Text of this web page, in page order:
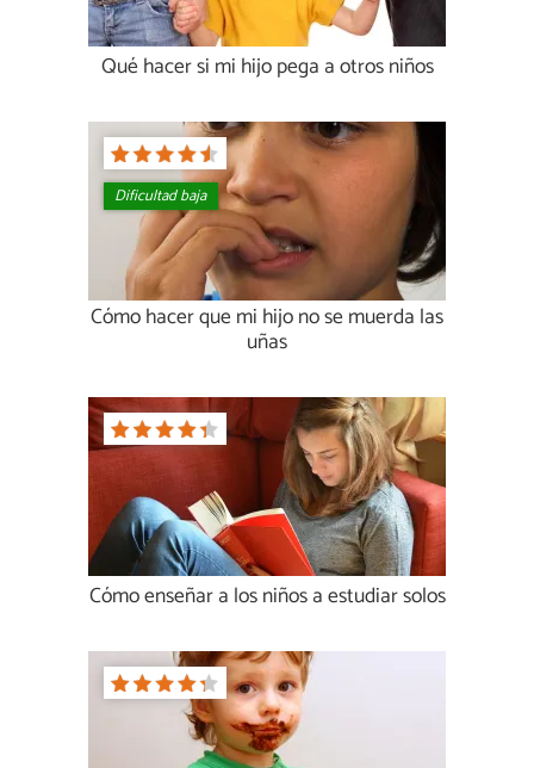
Qué hacer si mi hijo pega a otros niños
Dificultad baja
Cómo hacer que mi hijo no se muerda las
uñas
Cómo enseñar a los niños a estudiar solos